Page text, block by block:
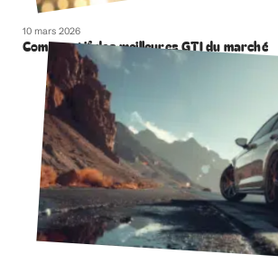
10 mars 2026
Comparatif des meilleures GTI du marché